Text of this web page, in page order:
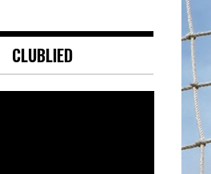
CLUBLIED